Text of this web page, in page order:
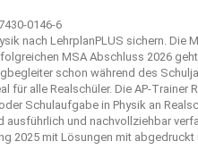
nach LehrplanPLUS sichern. Die
MSA Abschluss 2026
schon während des
alle Realschüler. Die AP-Trainer
Schulaufgabe in Physik an
ausführlich und nachvollziehbar
2025 mit Lösungen mit